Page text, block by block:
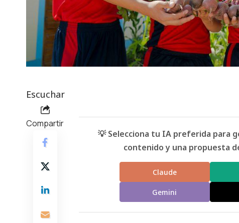
Escuchar
Compartir
💡 Selecciona tu IA preferida para
contenido y una propuesta
Claude
Gemini